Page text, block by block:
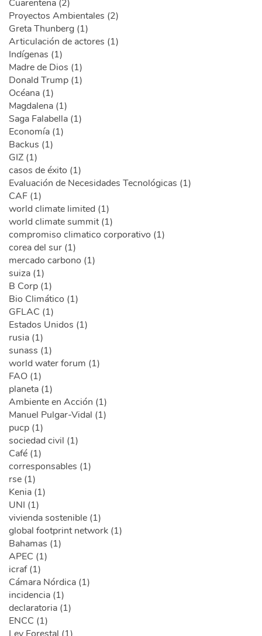
Cuarentena (2)
Proyectos Ambientales (2)
Greta Thunberg (1)
Articulación de actores (1)
Indígenas (1)
Madre de Dios (1)
Donald Trump (1)
Océana (1)
Magdalena (1)
Saga Falabella (1)
Economía (1)
Backus (1)
GIZ (1)
casos de éxito (1)
Evaluación de Necesidades Tecnológicas (1)
CAF (1)
world climate limited (1)
world climate summit (1)
compromiso climatico corporativo (1)
corea del sur (1)
mercado carbono (1)
suiza (1)
B Corp (1)
Bio Climático (1)
GFLAC (1)
Estados Unidos (1)
rusia (1)
sunass (1)
world water forum (1)
FAO (1)
planeta (1)
Ambiente en Acción (1)
Manuel Pulgar-Vidal (1)
pucp (1)
sociedad civil (1)
Café (1)
corresponsables (1)
rse (1)
Kenia (1)
UNI (1)
vivienda sostenible (1)
global footprint network (1)
Bahamas (1)
APEC (1)
icraf (1)
Cámara Nórdica (1)
incidencia (1)
declaratoria (1)
ENCC (1)